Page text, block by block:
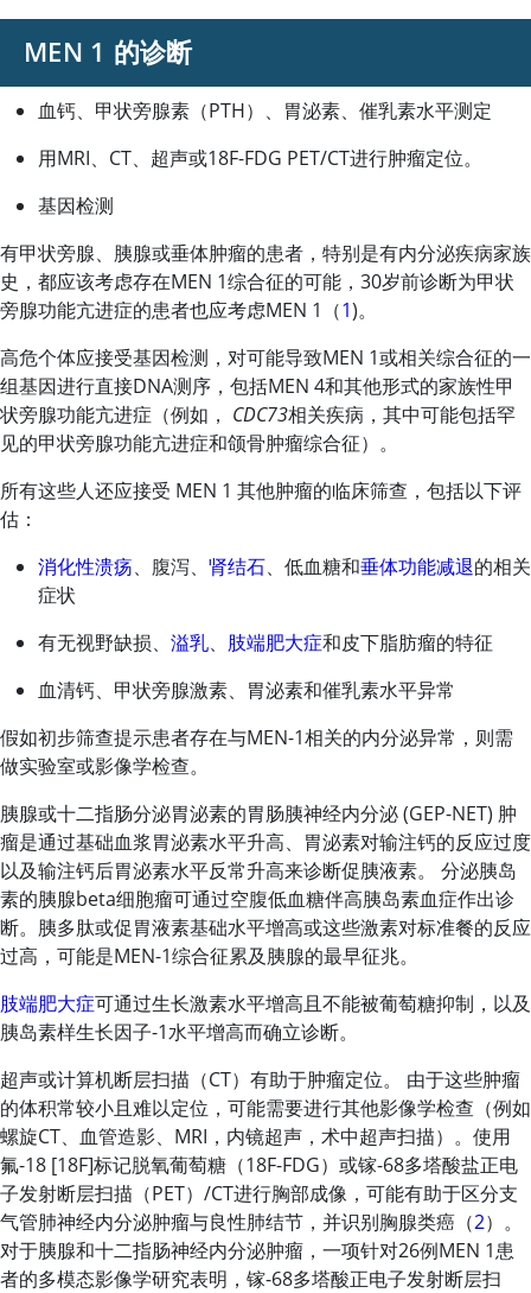
MEN 1 的诊断
血钙、 甲状旁腺素 （PTH）、胃泌素、催乳素水平测定
用MRI、CT、超声或18F-FDG PET/CT进行肿瘤定位。
基因检测
有甲状旁腺、胰腺或垂体肿瘤的患者，特别是有内分泌疾病家族
史，都应该考虑存在MEN 1综合征的可能，30岁前诊断为甲状
旁腺功能亢进症的患者也应考虑MEN 1（1)。
高危个体应接受基因检测，对可能导致MEN 1或相关综合征的一
组基因进行直接DNA测序，包括MEN 4和其他形式的家族性甲
状旁腺功能亢进症（例如， CDC73相关疾病，其中可能包括罕
见的甲状旁腺功能亢进症和颌骨肿瘤综合征）。
所有这些人还应接受 MEN 1 其他肿瘤的临床筛查，包括以下评
估：
消化性溃疡、腹泻、 肾结石、低血糖和垂体功能减退的相关
症状
有无视野缺损、 溢乳、 肢端肥大症和皮下脂肪瘤的特征
血清钙、甲状旁腺激素、胃泌素和催乳素水平异常
假如初步筛查提示患者存在与MEN-1相关的内分泌异常，则需
做实验室或影像学检查。
胰腺或十二指肠分泌胃泌素的胃肠胰神经内分泌 (GEP-NET) 肿
瘤是通过基础血浆胃泌素水平升高、胃泌素对输注钙的反应过度
以及输注钙后胃泌素水平反常升高来诊断促胰液素。 分泌胰岛
素的胰腺beta细胞瘤可通过空腹低血糖伴高胰岛素血症作出诊
断。胰多肽或促胃液素基础水平增高或这些激素对标准餐的反应
过高，可能是MEN-1综合征累及胰腺的最早征兆。
肢端肥大症可通过生长激素水平增高且不能被葡萄糖抑制，以及
胰岛素样生长因子-1水平增高而确立诊断。
超声或计算机断层扫描（CT）有助于肿瘤定位。 由于这些肿瘤
的体积常较小且难以定位，可能需要进行其他影像学检查（例如
螺旋CT、血管造影、MRI，内镜超声，术中超声扫描）。使用
氟-18 [18F]标记脱氧葡萄糖（18F-FDG）或镓-68多塔酸盐正电
子发射断层扫描（PET）/CT进行胸部成像，可能有助于区分支
气管肺神经内分泌肿瘤与良性肺结节，并识别胸腺类癌（2）。
对于胰腺和十二指肠神经内分泌肿瘤，一项针对26例MEN 1患
者的多模态影像学研究表明， 镓-68多塔酸正电子发射断层扫